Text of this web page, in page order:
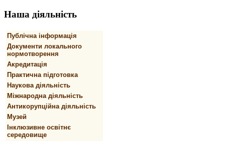
Наша діяльність
Публічна інформація
Документи локального
нормотворення
Акредитація
Практична підготовка
Наукова діяльність
Міжнародна діяльність
Антикорупційна діяльність
Музей
Інклюзивне освітнє
середовище